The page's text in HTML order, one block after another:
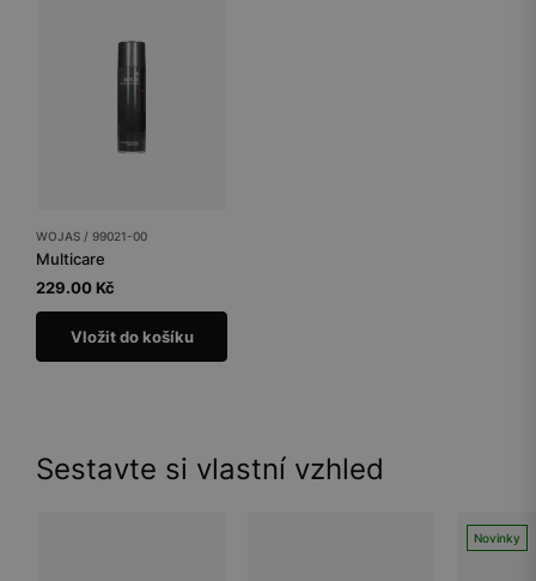
WOJAS / 99021-00
Multicare
229.00 Kč
Vložit do košíku
Sestavte si vlastní vzhled
Novinky